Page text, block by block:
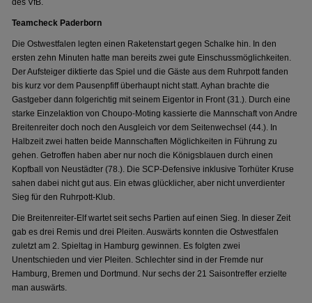
des VfB.
Teamcheck Paderborn
Die Ostwestfalen legten einen Raketenstart gegen Schalke hin. In den
ersten zehn Minuten hatte man bereits zwei gute Einschussmöglichkeiten.
Der Aufsteiger diktierte das Spiel und die Gäste aus dem Ruhrpott fanden
bis kurz vor dem Pausenpfiff überhaupt nicht statt. Ayhan brachte die
Gastgeber dann folgerichtig mit seinem Eigentor in Front (31.). Durch eine
starke Einzelaktion von Choupo-Moting kassierte die Mannschaft von Andre
Breitenreiter doch noch den Ausgleich vor dem Seitenwechsel (44.). In
Halbzeit zwei hatten beide Mannschaften Möglichkeiten in Führung zu
gehen. Getroffen haben aber nur noch die Königsblauen durch einen
Kopfball von Neustädter (78.). Die SCP-Defensive inklusive Torhüter Kruse
sahen dabei nicht gut aus. Ein etwas glücklicher, aber nicht unverdienter
Sieg für den Ruhrpott-Klub.
Die Breitenreiter-Elf wartet seit sechs Partien auf einen Sieg. In dieser Zeit
gab es drei Remis und drei Pleiten. Auswärts konnten die Ostwestfalen
zuletzt am 2. Spieltag in Hamburg gewinnen. Es folgten zwei
Unentschieden und vier Pleiten. Schlechter sind in der Fremde nur
Hamburg, Bremen und Dortmund. Nur sechs der 21 Saisontreffer erzielte
man auswärts.